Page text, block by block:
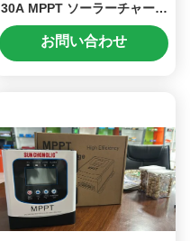
30A MPPT ソーラーチャージ
ャーと 220V 純正弦波インバ
ーター
お問い合わせ